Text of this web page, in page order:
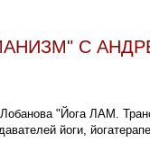
С
"Йога ЛАМ.
йоги,